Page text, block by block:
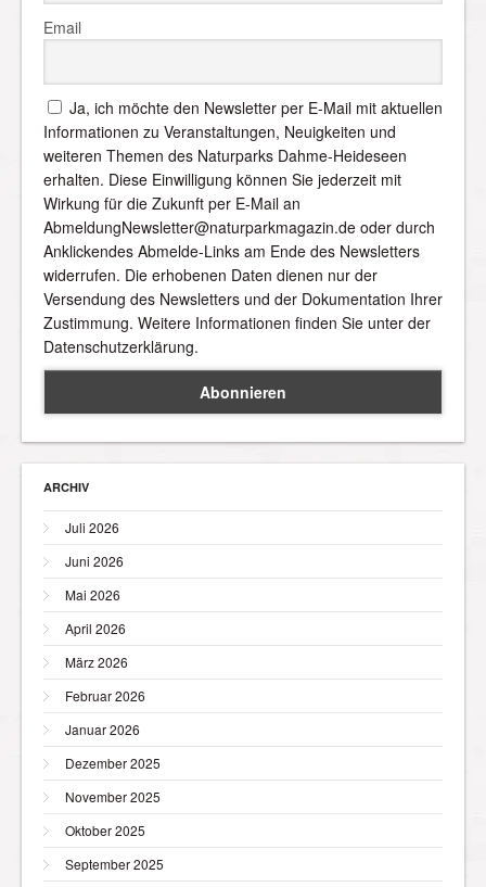
Email
Ja, ich möchte den Newsletter per E-Mail mit aktuellen
Informationen zu Veranstaltungen, Neuigkeiten und
weiteren Themen des Naturparks Dahme-Heideseen
erhalten. Diese Einwilligung können Sie jederzeit mit
Wirkung für die Zukunft per E-Mail an
AbmeldungNewsletter@naturparkmagazin.de oder durch
Anklickendes Abmelde-Links am Ende des Newsletters
widerrufen. Die erhobenen Daten dienen nur der
Versendung des Newsletters und der Dokumentation Ihrer
Zustimmung. Weitere Informationen finden Sie unter der
Datenschutzerklärung.
ARCHIV
Juli 2026
Juni 2026
Mai 2026
April 2026
März 2026
Februar 2026
Januar 2026
Dezember 2025
November 2025
Oktober 2025
September 2025